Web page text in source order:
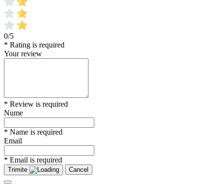
0/5
* Rating is required
Your review
* Review is required
Nume
* Name is required
Email
* Email is required
Trimite Cancel